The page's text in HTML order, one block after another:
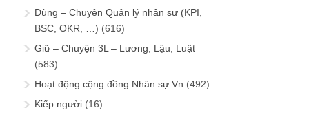
Dùng – Chuyện Quản lý nhân sự (KPI,
BSC, OKR, …) (616)
Giữ – Chuyện 3L – Lương, Lậu, Luật
(583)
Hoạt động cộng đồng Nhân sự Vn (492)
Kiếp người (16)